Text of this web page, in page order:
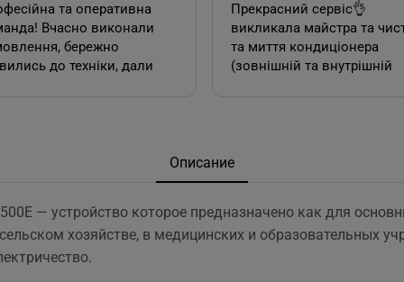
та оперативна
Вчасно виконали
бережно
до техніки, дали
Прекрасний сервіс👌
викликала майстра та
та миття кондиціонера
(зовнішній та внутрішній
замовляла у цієї фірми 2
кондиціонера. Задоволена,
вибором їх, так і
безпосереднім їх
Описание
— устройство которое предназначено как для
хозяйстве, в медицинских и образовательных